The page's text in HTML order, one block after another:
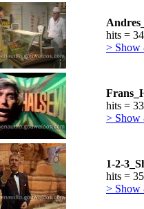
hits =
> Show
hits =
> Show
1-2-
hits =
> Show